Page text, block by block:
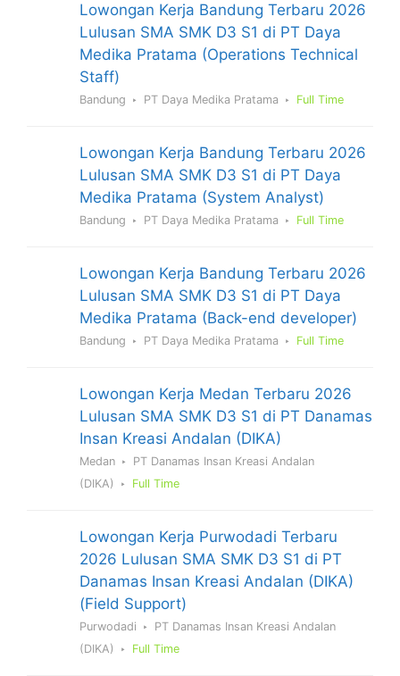
Lowongan Kerja Bandung Terbaru 2026
Lulusan SMA SMK D3 S1 di PT Daya
Medika Pratama (Operations Technical
Staff)
Bandung PT Daya Medika Pratama Full Time
Lowongan Kerja Bandung Terbaru 2026
Lulusan SMA SMK D3 S1 di PT Daya
Medika Pratama (System Analyst)
Bandung PT Daya Medika Pratama Full Time
Lowongan Kerja Bandung Terbaru 2026
Lulusan SMA SMK D3 S1 di PT Daya
Medika Pratama (Back-end developer)
Bandung PT Daya Medika Pratama Full Time
Lowongan Kerja Medan Terbaru 2026
Lulusan SMA SMK D3 S1 di PT Danamas
Insan Kreasi Andalan (DIKA)
Medan
PT Danamas Insan Kreasi Andalan
(DIKA)
Full Time
Lowongan Kerja Purwodadi Terbaru
2026 Lulusan SMA SMK D3 S1 di PT
Danamas Insan Kreasi Andalan (DIKA)
(Field Support)
Purwodadi
PT Danamas Insan Kreasi Andalan
(DIKA)
Full Time